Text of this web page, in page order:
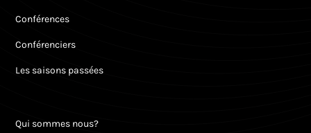
Conférences
Conférenciers
Les saisons passées
Qui sommes nous?